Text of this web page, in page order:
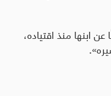
ابنها منذ اقتياده،